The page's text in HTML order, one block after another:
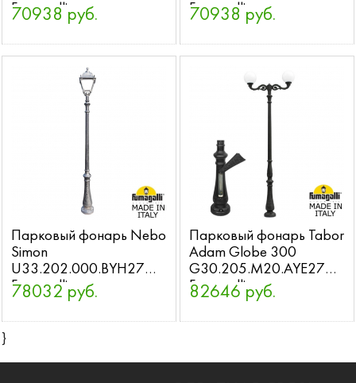
Fumagalli
70938 руб.
Fumagalli
70938 руб.
Парковый фонарь Nebo
Simon
U33.202.000.BYH27
Fumagalli
78032 руб.
Парковый фонарь Tabor
Adam Globe 300
G30.205.M20.AYE27
Fumagalli
82646 руб.
}